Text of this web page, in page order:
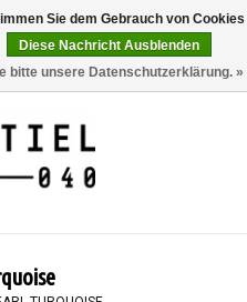
0 Artikel - €0,00
Sie dem Gebrauch von Cookies
Diese Nachricht Ausblenden
bitte unsere Datenschutzerklärung. »